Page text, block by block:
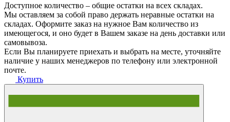
Доступное количество – общие остатки на всех складах.
Мы оставляем за собой право держать неравные остатки на
складах. Оформите заказ на нужное Вам количество из
имеющегося, и оно будет в Вашем заказе на день доставки или
самовывоза.
Если Вы планируете приехать и выбрать на месте, уточняйте
наличие у наших менеджеров по телефону или электронной
почте.
Купить